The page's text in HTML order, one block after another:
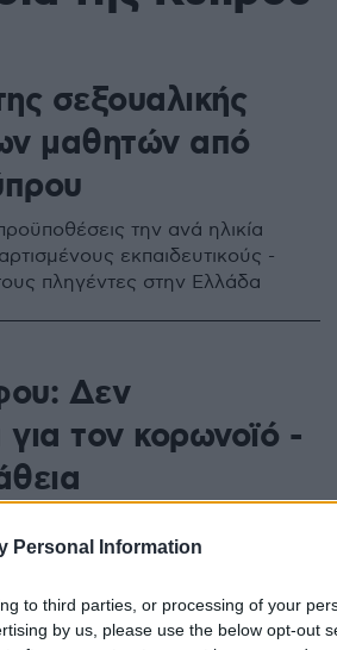
Personal Information
to third parties, or processing of your
by us, please use the below opt-out
σεξουαλικής
μαθητών από
την ανά ηλικία
εκπαιδευτικούς -
πληγέντες στην Ελλάδα
Δεν
τον κορωνοϊό -
Λειτουργίες, όσο και τα
κανονικά»